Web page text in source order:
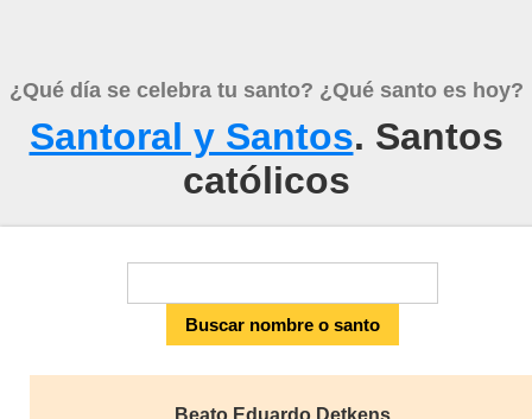
¿Qué día se celebra tu santo? ¿Qué santo es hoy?
Santoral y Santos. Santos
católicos
Beato Eduardo Detkens